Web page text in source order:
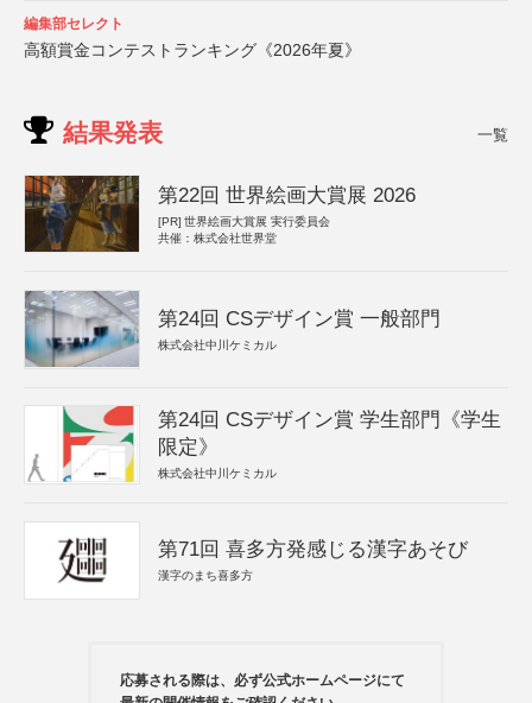
編集部セレクト
高額賞金コンテストランキング《2026年夏》
結果発表 一覧
第22回 世界絵画大賞展 2026
[PR] 世界絵画大賞展 実行委員会
共催：株式会社世界堂
第24回 CSデザイン賞 一般部門
株式会社中川ケミカル
第24回 CSデザイン賞 学生部門《学生
限定》
株式会社中川ケミカル
第71回 喜多方発感じる漢字あそび
漢字のまち喜多方
応募される際は、必ず公式ホームページにて